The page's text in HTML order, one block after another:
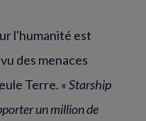
l'humanité est
des menaces
Terre. «Starship
un million de